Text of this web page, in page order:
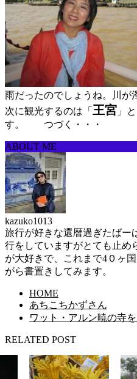
雨だったのでしょうね。川が
次に観光するのは「 王宮 」と
す。 つづく・・・
ABOUT ME
kazuko1013
旅行が好きな還暦過ぎたばー
行をしていますがとても止め
が大好きで、これまで4０ヶ
がら書置きしてみます。
HOME
あちこちかずさん
ワット・アルン暁の寺を
RELATED POST